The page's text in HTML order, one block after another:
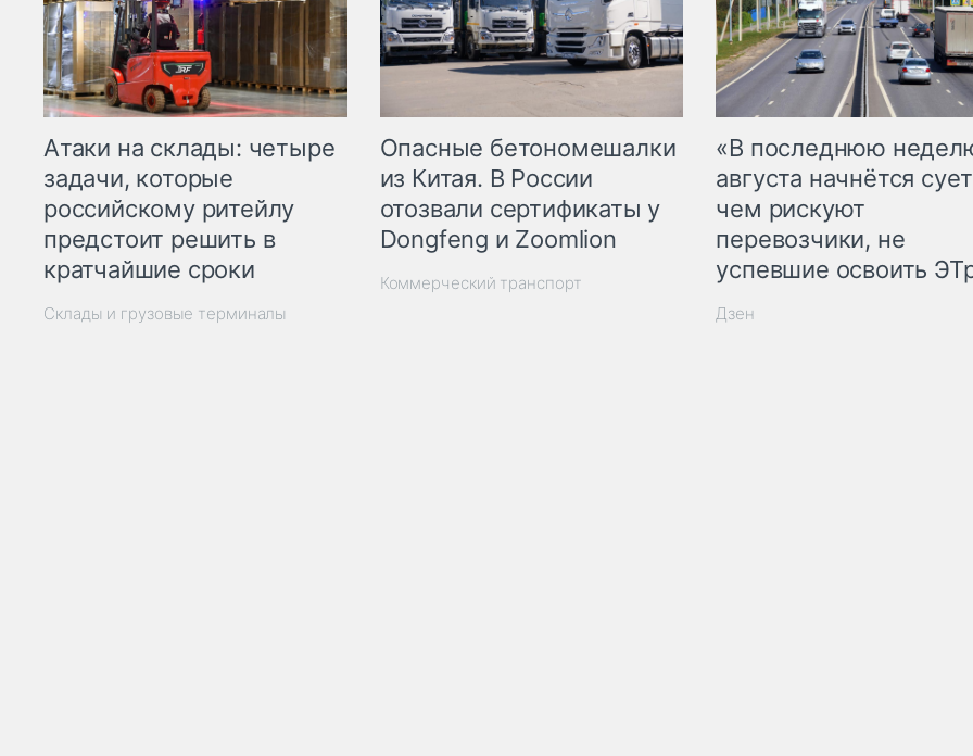
Атаки на склады: четыре
задачи, которые
российскому ритейлу
предстоит решить в
кратчайшие сроки
Склады и грузовые терминалы
Опасные бетономешалки
из Китая. В России
отозвали сертификаты у
Dongfeng и Zoomlion
Коммерческий транспорт
«В последнюю
августа начнётся
чем рискуют
перевозчики, не
успевшие освоить
Дзен